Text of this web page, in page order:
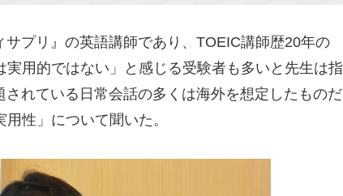
プリ』の英語講師であり、TOEIC講師歴20年の
実用的ではない」と感じる受験者も多いと先生は指
れている日常会話の多くは海外を想定したものだ
性」について聞いた。